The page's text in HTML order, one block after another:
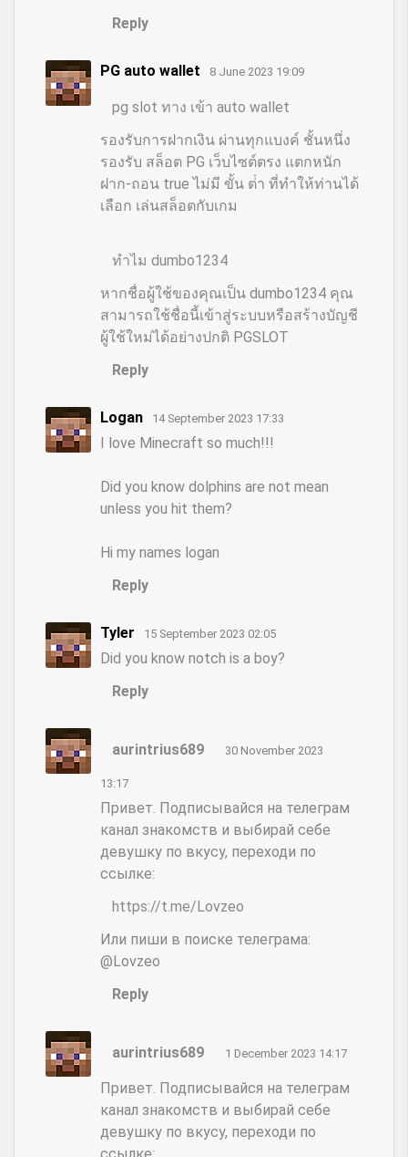
Reply
PG auto wallet 8 June 2023 19:09
pg slot ทาง เข้า auto wallet
รองรับการฝากเงิน ผ่านทุกแบงค์ ชั้นหนึ่ง
รองรับ สล็อต PG เว็บไซต์ตรง แตกหนัก
ฝาก-ถอน true ไม่มี ขั้น ต่ํา ที่ทำให้ท่านได้
เลือก เล่นสล็อตกับเกม
ทำไม dumbo1234
หากชื่อผู้ใช้ของคุณเป็น dumbo1234 คุณ
สามารถใช้ชื่อนี้เข้าสู่ระบบหรือสร้างบัญชี
ผู้ใช้ใหม่ได้อย่างปกติ PGSLOT
Reply
Logan 14 September 2023 17:33
I love Minecraft so much!!!
Did you know dolphins are not mean
unless you hit them?
Hi my names logan
Reply
Tyler 15 September 2023 02:05
Did you know notch is a boy?
Reply
aurintrius689 30 November 2023
13:17
Привет. Подписывайся на телеграм
канал знакомств и выбирай себе
девушку по вкусу, переходи по
ссылке:
https://t.me/Lovzeo
Или пиши в поиске телеграма:
@Lovzeo
Reply
aurintrius689 1 December 2023 14:17
Привет. Подписывайся на телеграм
канал знакомств и выбирай себе
девушку по вкусу, переходи по